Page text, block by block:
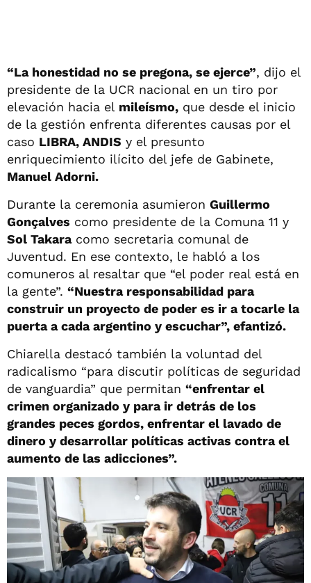
“La honestidad no se pregona, se ejerce”, dijo el
presidente de la UCR nacional en un tiro por
elevación hacia el mileísmo, que desde el inicio
de la gestión enfrenta diferentes causas por el
caso LIBRA, ANDIS y el presunto
enriquecimiento ilícito del jefe de Gabinete,
Manuel Adorni.
Durante la ceremonia asumieron Guillermo
Gonçalves como presidente de la Comuna 11 y
Sol Takaracomo secretaria comunal de
Juventud. En ese contexto, le habló a los
comuneros al resaltar que “el poder real está en
la gente”. “Nuestra responsabilidad para
construir un proyecto de poder es ir a tocarle la
puerta a cada argentino y escuchar”, efantizó.
Chiarella destacó también la voluntad del
radicalismo “para discutir políticas de seguridad
de vanguardia” que permitan “enfrentar el
crimen organizado y para ir detrás de los
grandes peces gordos, enfrentar el lavado de
dinero y desarrollar políticas activas contra el
aumento de las adicciones”.